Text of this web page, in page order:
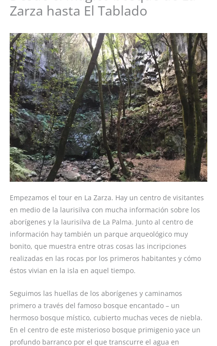
Zarza hasta El Tablado
Empezamos el tour en La Zarza. Hay un centro de visitantes
en medio de la laurisilva con mucha información sobre los
aborígenes y la laurisilva de La Palma. Junto al centro de
información hay también un parque arqueológico muy
bonito, que muestra entre otras cosas las incripciones
realizadas en las rocas por los primeros habitantes y cómo
éstos vivian en la isla en aquel tiempo.
Seguimos las huellas de los aborígenes y caminamos
primero a través del famoso bosque encantado – un
hermoso bosque místico, cubierto muchas veces de niebla.
En el centro de este misterioso bosque primigenio yace un
profundo barranco por el que transcurre el agua en